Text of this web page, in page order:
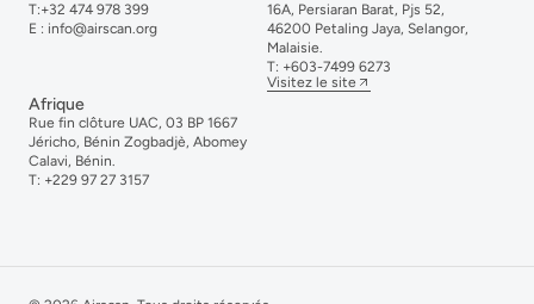
T:+32 474 978 399
E : info@airscan.org
16A, Persiaran Barat, Pjs 52,
46200 Petaling Jaya, Selangor,
Malaisie.
T: +603-7499 6273
Visitez le site
Afrique
Rue fin clôture UAC, 03 BP 1667
Jéricho, Bénin Zogbadjè, Abomey
Calavi, Bénin.
T: +229 97 27 3157